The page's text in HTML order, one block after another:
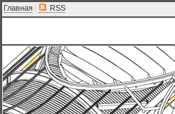
Главная | RSS